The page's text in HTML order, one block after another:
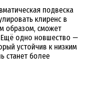
подвеска
клиренс в
образом, сможет
Ещё одно новшество —
устойчив к низким
станет более